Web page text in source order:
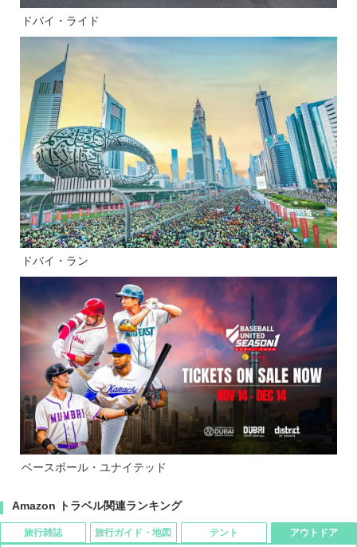
ドバイ・ライド
ドバイ・ラン
ベースボール・ユナイテッド
Amazon トラベル関連ランキング
旅行雑誌 旅行ガイド・地図 テント アウトドア